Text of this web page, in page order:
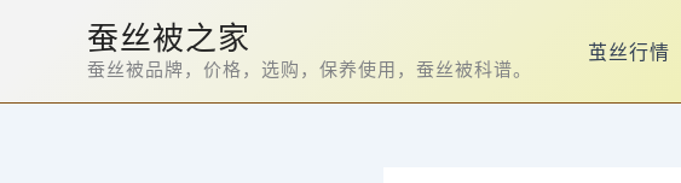
容
蚕丝被之家
蚕丝被品牌，价格，选购，保养使用，蚕丝被科谱。
茧丝行情